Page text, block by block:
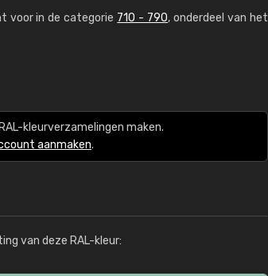
voor in de categorie 710 - 790, onderdeel van het
kleurverzamelingen maken.
aanmaken.
van deze RAL-kleur:
RAL K7 op waterbasis